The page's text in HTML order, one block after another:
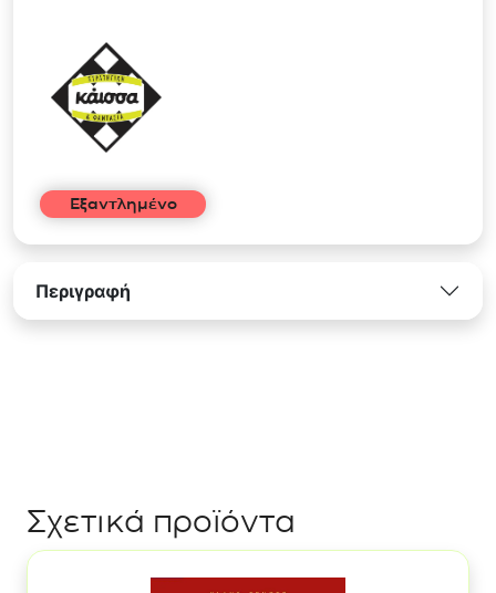
Εξαντλημένο
Περιγραφή
Σχετικά προϊόντα